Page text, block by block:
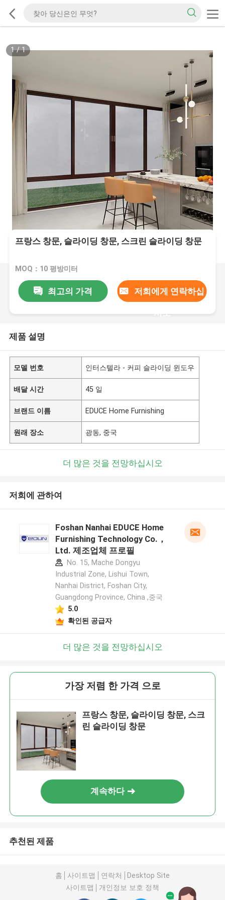
1/1
프랑스 창문, 슬라이딩 창문, 스크린 슬라이딩 창문
MOQ：10 평방미터
최고의 가격 저희에게 연락하십
시오
제품 설명
모델 번호 인터스텔라 - 커피 슬라이딩 윈도우
배달 시간 45 일
브랜드 이름 EDUCE Home Furnishing
원래 장소 광동, 중국
더 많은 것을 전망하십시오
저희에 관하여
Foshan Nanhai EDUCE Home
Furnishing Technology Co.，
Ltd. 제조업체 프로필
No. 15, Mache Dongyu
Industrial Zone, Lishui Town,
Nanhai District, Foshan City,
Guangdong Province, China ,중국
5.0
확인된 공급자
더 많은 것을 전망하십시오
가장 저렴 한 가격 으로
프랑스 창문, 슬라이딩 창문, 스크
린 슬라이딩 창문
계속하다
추천된 제품
홈 사이트맵 연락처
Desktop Site
사이트맵
개인정보 보호 정책